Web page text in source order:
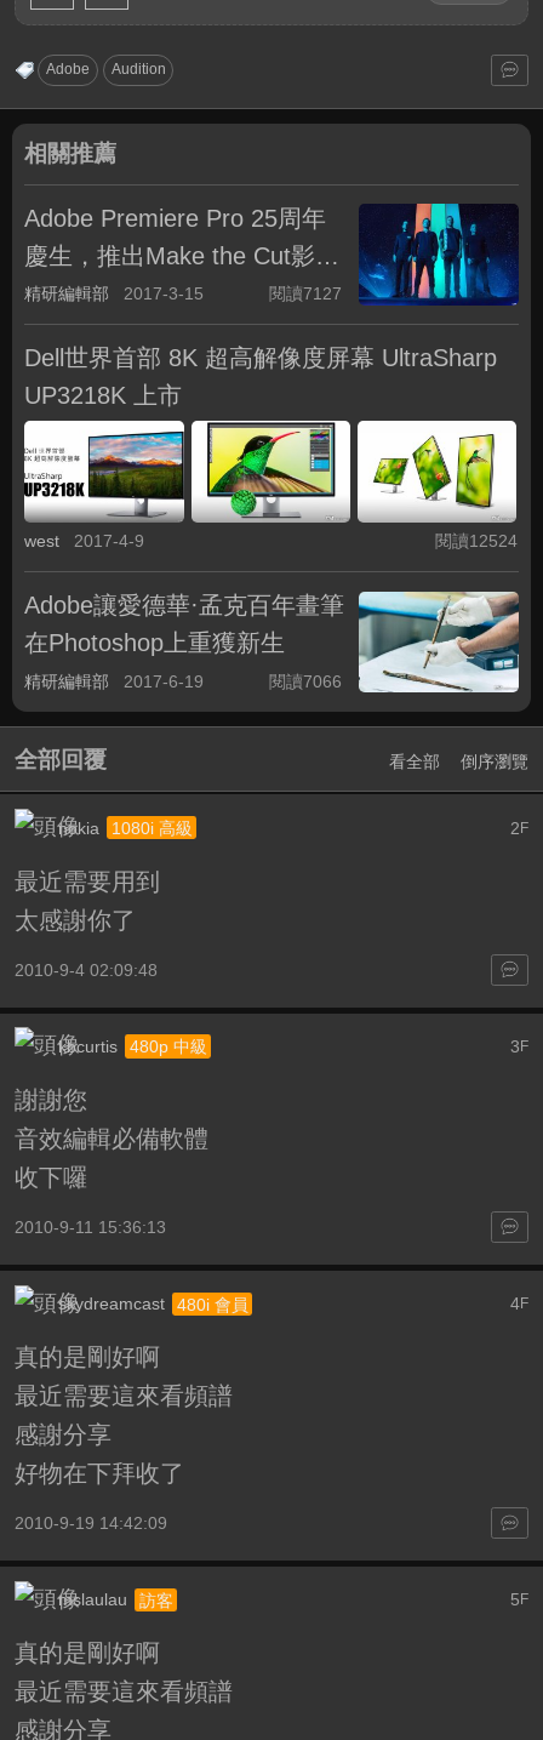
Adobe Audition
相關推薦
Adobe Premiere Pro 25周年
慶生，推出Make the Cut影音
剪輯大賽
精研編輯部 2017-3-15 閱讀7127
Dell世界首部 8K 超高解像度屏幕 UltraSharp
UP3218K 上市
west 2017-4-9 閱讀12524
Adobe讓愛德華·孟克百年畫筆
在Photoshop上重獲新生
精研編輯部 2017-6-19 閱讀7066
全部回覆 看全部 倒序瀏覽
2 F
nokia 1080i 高級
最近需要用到
太感謝你了
2010-9-4 02:09:48
3 F
kbcurtis 480p 中級
謝謝您
音效編輯必備軟體
收下囉
2010-9-11 15:36:13
4F
skydreamcast 480i 會員
真的是剛好啊
最近需要這來看頻譜
感謝分享
好物在下拜收了
2010-9-19 14:42:09
5 F
mslaulau 訪客
真的是剛好啊
最近需要這來看頻譜
感謝分享